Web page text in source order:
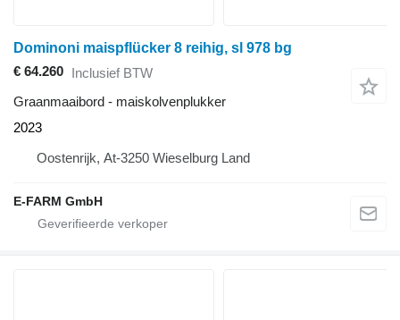
Dominoni maispflücker 8 reihig, sl 978 bg
€ 64.260 Inclusief BTW
Graanmaaibord - maiskolvenplukker
2023
Oostenrijk, At-3250 Wieselburg Land
E-FARM GmbH